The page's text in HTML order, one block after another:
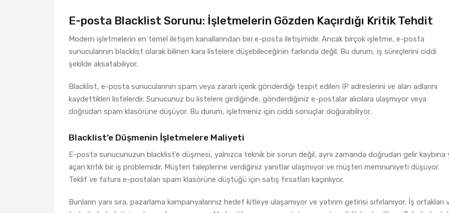
E-posta Blacklist Sorunu: İşletmelerin Gözden Kaçırdığı Kritik Tehdit
Modern işletmelerin en temel iletişim kanallarından biri e-posta iletişimidir. Ancak birçok işletme, e-posta
sunucularının blacklist olarak bilinen kara listelere düşebileceğinin farkında değil. Bu durum, iş süreçlerini ciddi
şekilde aksatabiliyor.
Blacklist, e-posta sunucularının spam veya zararlı içerik gönderdiği tespit edilen IP adreslerini ve alan adlarını
kaydettikleri listelerdir. Sunucunuz bu listelere girdiğinde, gönderdiğiniz e-postalar alıcılara ulaşmıyor veya
doğrudan spam klasörüne düşüyor. Bu durum, işletmeniz için ciddi sonuçlar doğurabiliyor.
Blacklist’e Düşmenin İşletmelere Maliyeti
E-posta sunucunuzun blacklist’e düşmesi, yalnızca teknik bir sorun değil, aynı zamanda doğrudan gelir kaybına
açan kritik bir iş problemidir. Müşteri taleplerine verdiğiniz yanıtlar ulaşmıyor ve müşteri memnuniyeti düşüyor.
Teklif ve fatura e-postaları spam klasörüne düştüğü için satış fırsatları kaçırılıyor.
Bunların yanı sıra, pazarlama kampanyalarınız hedef kitleye ulaşamıyor ve yatırım getirisi sıfırlanıyor. İş ortakları